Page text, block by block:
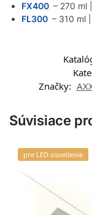
FX400 – 270 ml
FL300 – 310 ml
Značky:
Súvisiace
pre LED osvetlenie